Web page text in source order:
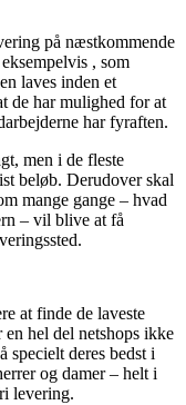
på næstkommende
, som
laves inden et
de har mulighed for at
har fyraften.
men i de fleste
beløb. Derudover skal
mange gange – hvad
– vil blive at få
at finde de laveste
hel del netshops ikke
specielt deres bedst i
og damer – helt i
levering.